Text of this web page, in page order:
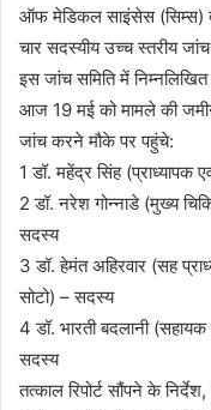
ऑफ मेडिकल साइंसेस (सिम्स)
चार सदस्यीय उच्च स्तरीय
इस जांच समिति में निम्नलिखित
आज 19 मई को मामले की
जांच करने मौके पर पहुंचे:
1 डॉ. महेंद्र सिंह (प्राध्यापक
2 डॉ. नरेश गोन्नाडे (मुख्य
सदस्य
3 डॉ. हेमंत अहिरवार (सह
सोटो) – सदस्य
4 डॉ. भारती बदलानी (सहायक
सदस्य
तत्काल रिपोर्ट सौंपने के निर्देश,